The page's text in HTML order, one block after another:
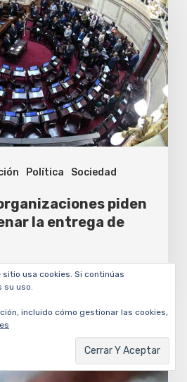
Política Sociedad
piden
la entrega de
usa cookies. Si continúas
su uso.
incluido cómo gestionar las cookies,